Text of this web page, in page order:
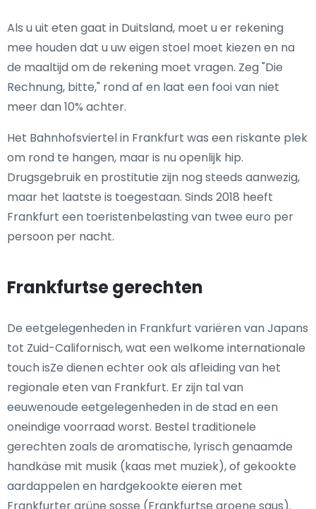
Als u uit eten gaat in Duitsland, moet u er rekening
mee houden dat u uw eigen stoel moet kiezen en na
de maaltijd om de rekening moet vragen. Zeg "Die
Rechnung, bitte," rond af en laat een fooi van niet
meer dan 10% achter.
Het Bahnhofsviertel in Frankfurt was een riskante plek
om rond te hangen, maar is nu openlijk hip.
Drugsgebruik en prostitutie zijn nog steeds aanwezig,
maar het laatste is toegestaan. Sinds 2018 heeft
Frankfurt een toeristenbelasting van twee euro per
persoon per nacht.
Frankfurtse gerechten
De eetgelegenheden in Frankfurt variëren van Japans
tot Zuid-Californisch, wat een welkome internationale
touch isZe dienen echter ook als afleiding van het
regionale eten van Frankfurt. Er zijn tal van
eeuwenoude eetgelegenheden in de stad en een
oneindige voorraad worst. Bestel traditionele
gerechten zoals de aromatische, lyrisch genaamde
handkäse mit musik (kaas met muziek), of gekookte
aardappelen en hardgekookte eieren met